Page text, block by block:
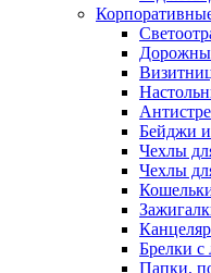
Бейджи и
Чехлы
Чехлы
Брелки с
Папки,